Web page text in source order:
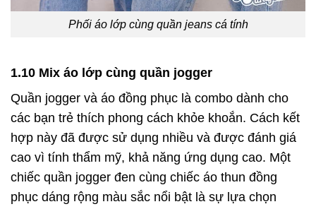
Phối áo lớp cùng quần jeans cá tính
1.10 Mix áo lớp cùng quần jogger
Quần jogger và áo đồng phục là combo dành cho
các bạn trẻ thích phong cách khỏe khoắn. Cách kết
hợp này đã được sử dụng nhiều và được đánh giá
cao vì tính thẩm mỹ, khả năng ứng dụng cao. Một
chiếc quần jogger đen cùng chiếc áo thun đồng
phục dáng rộng màu sắc nổi bật là sự lựa chọn